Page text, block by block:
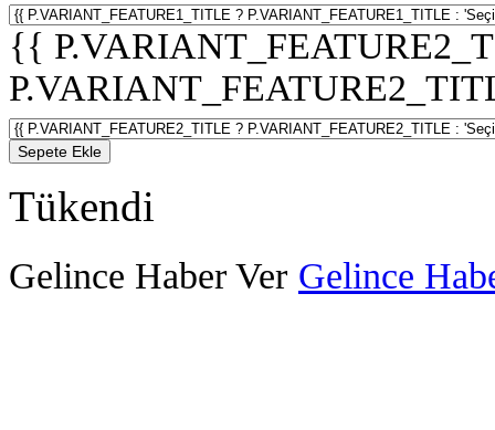
{{
Sepete Ekle
Tükendi
Gelince Haber Ver Gelince